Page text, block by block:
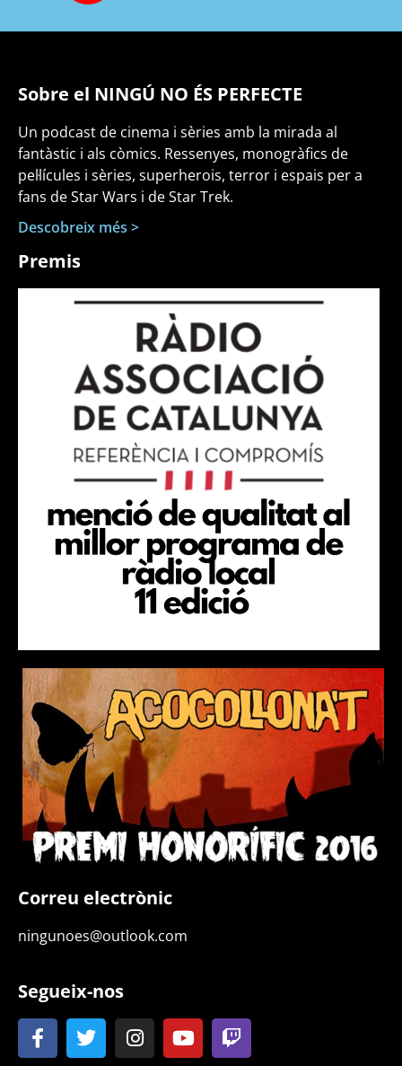
Sobre el NINGÚ NO ÉS PERFECTE
Un podcast de cinema i sèries amb la mirada al
fantàstic i als còmics. Ressenyes, monogràfics de
pel·lícules i sèries, superherois, terror i espais per a
fans de Star Wars i de Star Trek.
Descobreix més >
Premis
Correu electrònic
ningunoes@outlook.com
Segueix-nos